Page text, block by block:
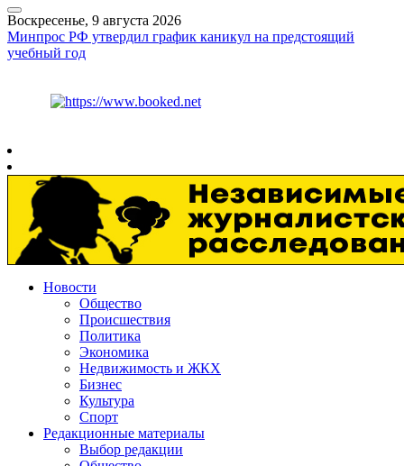
Воскресенье, 9 августа 2026
Минпрос РФ утвердил график каникул на предстоящий
учебный год
Новости
Общество
Происшествия
Политика
Экономика
Недвижимость и ЖКХ
Бизнес
Культура
Спорт
Редакционные материалы
Выбор редакции